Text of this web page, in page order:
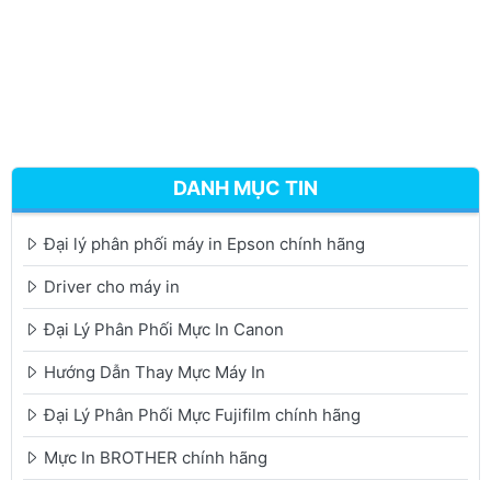
DANH MỤC TIN
Đại lý phân phối máy in Epson chính hãng
Driver cho máy in
Đại Lý Phân Phối Mực In Canon
Hướng Dẫn Thay Mực Máy In
Đại Lý Phân Phối Mực Fujifilm chính hãng
Mực In BROTHER chính hãng